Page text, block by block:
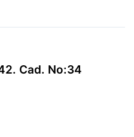
Cad. No:34